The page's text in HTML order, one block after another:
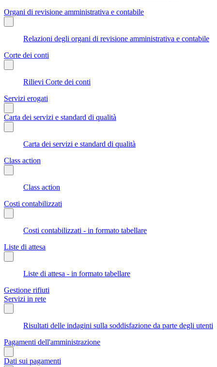
Organi di revisione amministrativa e contabile
Relazioni degli organi di revisione amministrativa e contabile
Corte dei conti
Rilievi Corte dei conti
Servizi erogati
Carta dei servizi e standard di qualità
Carta dei servizi e standard di qualità
Class action
Class action
Costi contabilizzati
Costi contabilizzati - in formato tabellare
Liste di attesa
Liste di attesa - in formato tabellare
Gestione rifiuti
Servizi in rete
Risultati delle indagini sulla soddisfazione da parte degli utenti
Pagamenti dell'amministrazione
Dati sui pagamenti